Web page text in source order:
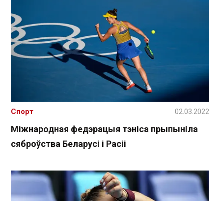
Міжнародная федэрацыя тэніса прыпыніла
сяброўства Беларусі і Расіі
Спорт 02.03.2022